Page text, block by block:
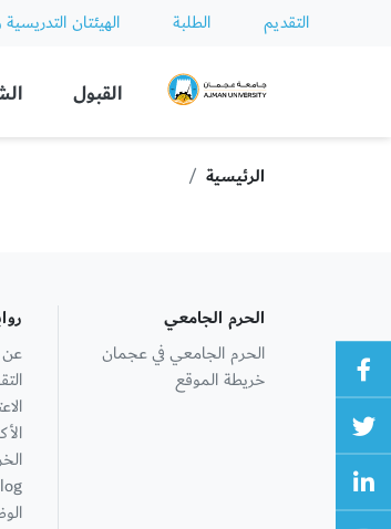
التقديم الطلبة الهيئتان التدريسية
القبول
الرئيسية
الحرم الجامعي
الحرم الجامعي في عجمان
خريطة الموقع
عن